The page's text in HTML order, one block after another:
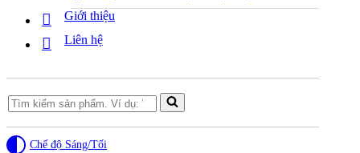
Giới thiệu
Liên hệ
Search
for...
Chế độ Sáng/Tối